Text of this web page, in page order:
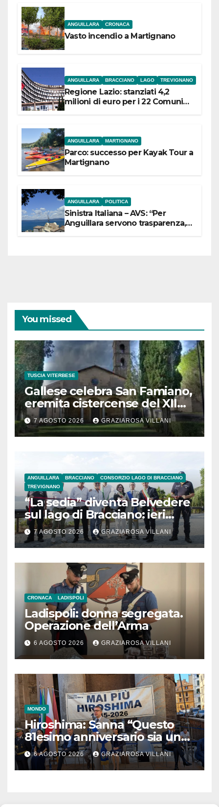
ANGUILLARA CRONACA
Vasto incendio a Martignano
ANGUILLARA BRACCIANO LAGO TREVIGNANO
Regione Lazio: stanziati 4,2
milioni di euro per i 22 Comuni
ANGUILLARA MARTIGNANO
Parco: successo per Kayak Tour a
Martignano
ANGUILLARA POLITICA
Sinistra Italiana – AVS: “Per
Anguillara servono trasparenza,
You missed
TUSCIA VITERBESE
Gallese celebra San Famiano,
eremita cistercense del XII
secolo
7 AGOSTO 2026 GRAZIAROSA VILLANI
ANGUILLARA BRACCIANO
CONSORZIO LAGO DI BRACCIANO
TREVIGNANO
“La sedia” diventa Belvedere
sul lago di Bracciano: ieri
l’inaugurazione
7 AGOSTO 2026 GRAZIAROSA VILLANI
CRONACA LADISPOLI
Ladispoli: donna segregata.
Operazione dell’Arma
6 AGOSTO 2026 GRAZIAROSA VILLANI
MONDO
Hiroshima: Sanna “Questo
81esimo anniversario sia un
monito per tutti”
6 AGOSTO 2026 GRAZIAROSA VILLANI